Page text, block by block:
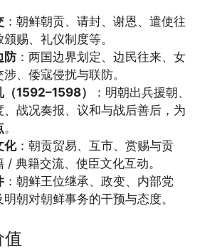
：朝鲜朝贡、请封、谢恩、遣使往
赐、礼仪制度等。
防：两国边界划定、边民往来、女
、倭寇侵扰与联防。
1592–1598）
：明朝出兵援朝、
、战况奏报、议和与战后善后，为
。
化：朝贡贸易、互市、赏赐与贡
/ 典籍交流、使臣文化互动。
：朝鲜王位继承、政变、内部党
朝对朝鲜事务的干预与态度。
值